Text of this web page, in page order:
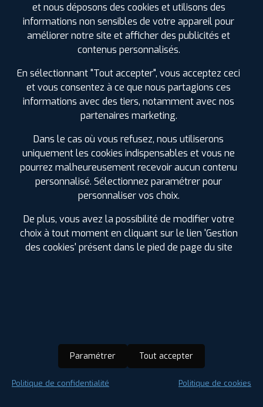
Je remercie l'équipe pour son professionnalisme, son
efficacité et son accueil sympathique.
Véronique R.
Sebastien L.
30 septembre 2024
Service et équipe au top. Une grosse épine retirée du
pieds et pas du pneu. Je recommande vivement.
Jean-yves A.
14 février 2020
Très sérieux et contentieux. J'adore.
Un garage super à tous points de vue (acceuil,montage
le coin à 600 Km de mon domicile ce garage a pu me
et nous déposons des cookies et utilisons des
informations non sensibles de votre appareil pour
améliorer notre site et afficher des publicités et
contenus personnalisés.
En sélectionnant "Tout accepter", vous acceptez ceci
et vous consentez à ce que nous partagions ces
informations avec des tiers, notamment avec nos
partenaires marketing.
Dans le cas où vous refusez, nous utiliserons
uniquement les cookies indispensables et vous ne
pourrez malheureusement recevoir aucun contenu
personnalisé. Sélectionnez paramétrer pour
personnaliser vos choix.
De plus, vous avez la possibilité de modifier votre
choix à tout moment en cliquant sur le lien 'Gestion
des cookies' présent dans le pied de page du site
Paramétrer Tout accepter
Politique de confidentialité Politique de cookies